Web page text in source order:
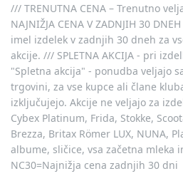
/// TRENUTNA CENA – Trenutno
NAJNIŽJA CENA V ZADNJIH 30
imel izdelek v zadnjih 30 dneh za
akcije. /// SPLETNA AKCIJA - pri
"Spletna akcija" - ponudba veljajo
trgovini, za vse kupce ali člane
izključujejo. Akcije ne veljajo za
Cybex Platinum, Frida, Stokke,
Brezza, Britax Römer LUX, NUNA,
albume, sličice, vsa začetna mleka
NC30=Najnižja cena zadnjih 30 dni